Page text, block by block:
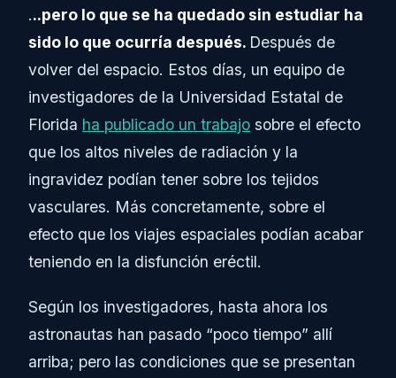
...pero lo que se ha quedado sin estudiar ha
sido lo que ocurría después. Después de
volver del espacio. Estos días, un equipo de
investigadores de la Universidad Estatal de
Florida ha publicado un trabajo sobre el efecto
que los altos niveles de radiación y la
ingravidez podían tener sobre los tejidos
vasculares. Más concretamente, sobre el
efecto que los viajes espaciales podían acabar
teniendo en la disfunción eréctil.
Según los investigadores, hasta ahora los
astronautas han pasado “poco tiempo” allí
arriba; pero las condiciones que se presentan